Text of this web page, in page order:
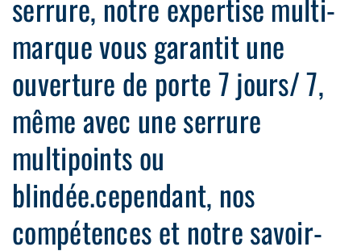
marque vous garantit une
ouverture de porte 7 jours/ 7,
même avec une serrure
multipoints ou
blindée.cependant, nos
compétences et notre savoir-